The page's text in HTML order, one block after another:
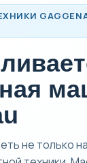
и сушильные
области.
не только